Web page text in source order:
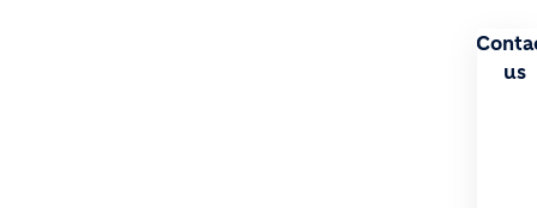
us